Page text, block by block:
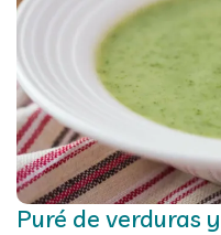
Puré de verduras